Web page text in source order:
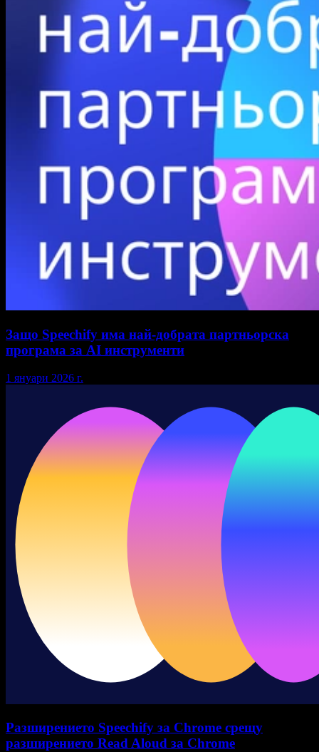
Защо Speechify има най-добрата партньорска
програма за AI инструменти
1 януари 2026 г.
Разширението Speechify за Chrome срещу
разширението Read Aloud за Chrome